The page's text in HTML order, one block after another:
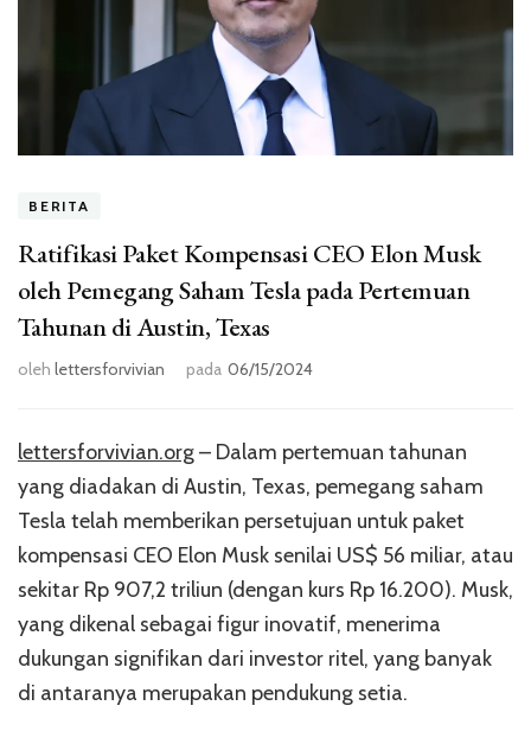
BERITA
Ratifikasi Paket Kompensasi CEO Elon Musk
oleh Pemegang Saham Tesla pada Pertemuan
Tahunan di Austin, Texas
oleh lettersforvivian pada 06/15/2024
lettersforvivian.org– Dalam pertemuan tahunan
yang diadakan di Austin, Texas, pemegang saham
Tesla telah memberikan persetujuan untuk paket
kompensasi CEO Elon Musk senilai US$ 56 miliar, atau
sekitar Rp 907,2 triliun (dengan kurs Rp 16.200). Musk,
yang dikenal sebagai figur inovatif, menerima
dukungan signifikan dari investor ritel, yang banyak
di antaranya merupakan pendukung setia.